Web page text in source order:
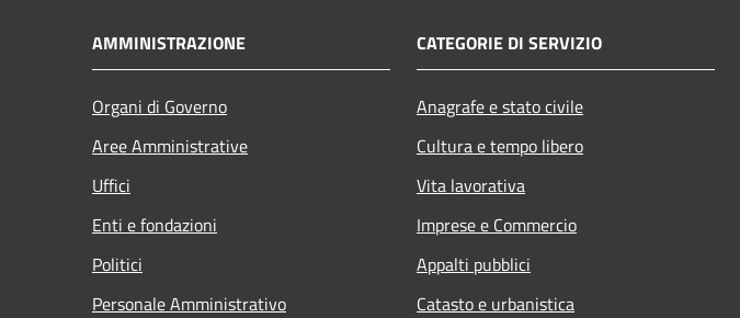
AMMINISTRAZIONE
Organi di Governo
Aree Amministrative
Uffici
Enti e fondazioni
Politici
Personale Amministrativo
CATEGORIE DI SERVIZIO
Anagrafe e stato civile
Cultura e tempo libero
Vita lavorativa
Imprese e Commercio
Appalti pubblici
Catasto e urbanistica